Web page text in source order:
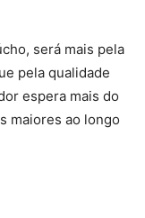
será mais pela
pela qualidade
espera mais do
maiores ao longo